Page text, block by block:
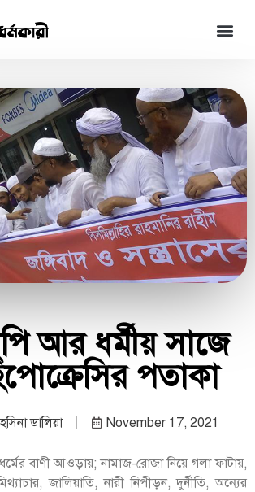
আর ধর্মীয় সাজে
পতাকা
ডালিয়া November 17, 2021
বাণী আওড়ায়; নামাজ-রোজা নিয়ে গলা ফাটায়,
জালিয়াতি, নারী নিপীড়ন, দুর্নীতি, অন্যের